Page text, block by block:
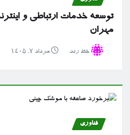
توسعه خدمات ارتباطی و
مهران
خط رند مرداد ۷, ۱۴۰۵
فناوری